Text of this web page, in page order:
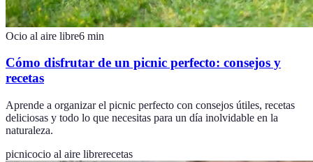
Ocio al aire libre6 min
Cómo disfrutar de un picnic perfecto: consejos y
recetas
Aprende a organizar el picnic perfecto con consejos útiles, recetas
deliciosas y todo lo que necesitas para un día inolvidable en la
naturaleza.
picnicocio al aire librerecetas